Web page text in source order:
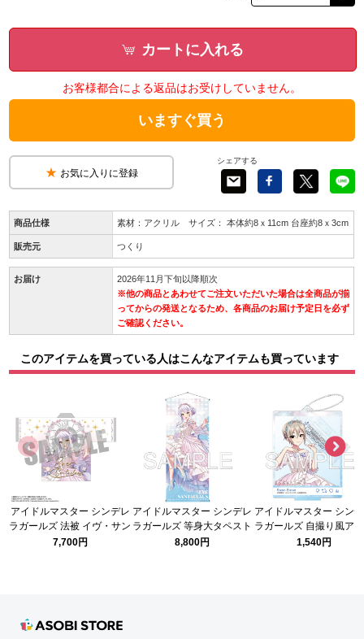
カートに入れる
お客様都合による返品はお受けしていません。
いますぐ買う
お気に入りに登録
シェアする
商品仕様 素材：アクリル サイズ： 本体約8ｘ11cm 台座約8ｘ3cm
販売元 つくり
お届け
2026年11月下旬以降順次
※他の商品とあわせてご注文いただいた場合は全商品が揃
ってからの発送となるため、各商品のお届け予定日を必ず
ご確認ください。
このアイテムを買っている人はこんなアイテムも買っています
アイドルマスター シンデレ
ラガールズ 法被 イヴ・サン
タクロース シンデレラガー
7,700円
アイドルマスター シンデレ
ラガールズ 等身大タペスト
リー シンデレラガール総選
8,800円
アイドルマスター シン
ラガールズ 自撮り風ア
ルスタンド シンデレラ
1,540円